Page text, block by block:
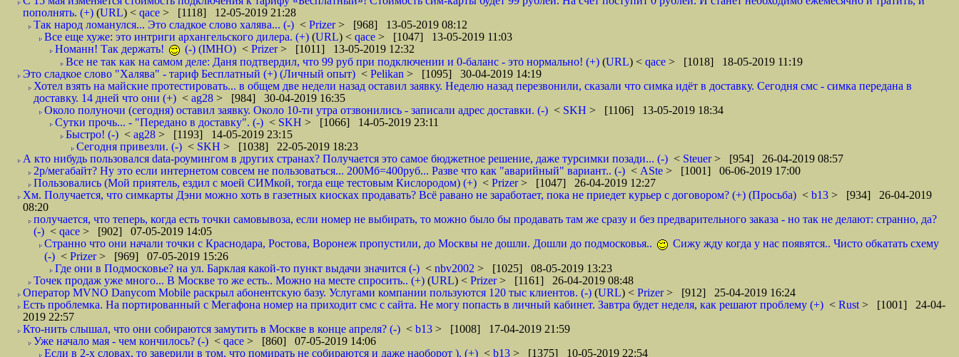
пополнять. (+) (URL) < qace > [1118] 12-05-2019 21:28
Так народ ломанулся... Это сладкое слово халява... (-) < Prizer> [968] 13-05-2019 08:12
Все еще хуже: это интриги архангельского дилера. (+) (URL) < qace > [1047] 13-05-2019 11:03
Номанн! Так держать!
(-) (IMHO) < Prizer> [1011] 13-05-2019 12:32
Все не так как на самом деле: Даня подтвердил, что 99 руб при подключении и 0-баланс - это нормально! (+) (URL) < qace > [1018] 18-05-2019 11:19
Это сладкое слово "Халява" - тариф Бесплатный (+) (Личный опыт) < Pelikan > [1095] 30-04-2019 14:19
Хотел взять на майские протестировать... в общем две недели назад оставил заявку. Неделю назад перезвонили, сказали что симка идёт в доставку. Сегодня смс - симка передана в
доставку. 14 дней что они (+) < ag28 > [984] 30-04-2019 16:35
Около полуночи (сегодня) оставил заявку. Около 10-ти утра отзвонились - записали адрес доставки. (-) < SKH > [1106] 13-05-2019 18:34
Сутки прочь... - "Передано в доставку". (-) < SKH > [1066] 14-05-2019 23:11
Быстро! (-) < ag28 > [1193] 14-05-2019 23:15
Сегодня привезли. (-) < SKH > [1038] 22-05-2019 18:23
А кто нибудь пользовался data-роумингом в других странах? Получается это самое бюджетное решение, даже турсимки позади... (-) < Steuer> [954] 26-04-2019 08:57
2р/мегабайт? Ну это если интернетом совсем не пользоваться... 200Мб=400руб... Разве что как "аварийный" вариант.. (-) < ASte > [1001] 06-06-2019 17:00
Пользовались (Мой приятель, ездил с моей СИМкой, тогда еще тестовым Кислородом) (+) < Prizer> [1047] 26-04-2019 12:27
Хм. Получается, что симкарты Дэни можно хоть в газетных киосках продавать? Всё равано не заработает, пока не приедет курьер с договором? (+) (Просьба) < b13 > [934] 26-04-2019
08:20
получается, что теперь, когда есть точки самовывоза, если номер не выбирать, то можно было бы продавать там же сразу и без предварительного заказа - но так не делают: странно, да?
(-) < qace > [902] 07-05-2019 14:05
Странно что они начали точки с Краснодара, Ростова, Воронеж пропустили, до Москвы не дошли. Дошли до подмосковья..
Сижу жду когда у нас появятся.. Чисто обкатать схему
(-) < Prizer> [969] 07-05-2019 15:26
Где они в Подмосковье? на ул. Барклая какой-то пункт выдачи значится (-) < nbv2002 > [1025] 08-05-2019 13:23
Точек продаж уже много... В Москве то же есть.. Можно на месте спросить.. (+) (URL) < Prizer> [1161] 26-04-2019 08:48
Оператор MVNO Danycom Mobile раскрыл абонентскую базу. Услугами компании пользуются 120 тыс клиентов. (-) (URL) < Prizer> [912] 25-04-2019 16:24
Есть проблемка. На портированный с Мегафона номер на приходит смс с сайта. Не могу попасть в личный кабинет. Завтра будет неделя, как решают проблему (+) < Rust > [1001] 24-04-
2019 22:57
Кто-нить слышал, что они собираются замутить в Москве в конце апреля? (-) < b13 > [1008] 17-04-2019 21:59
Уже начало мая - чем кончилось? (-) < qace > [860] 07-05-2019 14:06
Если в 2-х словах, то заверили в том, что помирать не собираются и даже наоборот ). (+) < b13 > [1375] 10-05-2019 22:54